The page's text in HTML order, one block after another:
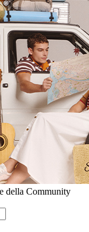
della Community